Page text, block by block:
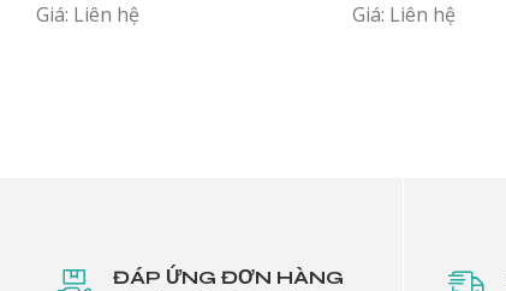
Giá: Liên hệ Giá: Liên hệ
ĐÁP ỨNG ĐƠN HÀNG